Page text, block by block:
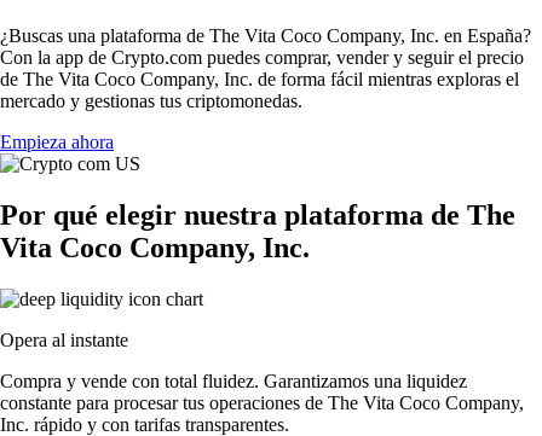
¿Buscas una plataforma de The Vita Coco Company, Inc. en España?
Con la app de Crypto.com puedes comprar, vender y seguir el precio
de The Vita Coco Company, Inc. de forma fácil mientras exploras el
mercado y gestionas tus criptomonedas.
Empieza ahora
Por qué elegir nuestra plataforma de The
Vita Coco Company, Inc.
Opera al instante
Compra y vende con total fluidez. Garantizamos una liquidez
constante para procesar tus operaciones de The Vita Coco Company,
Inc. rápido y con tarifas transparentes.